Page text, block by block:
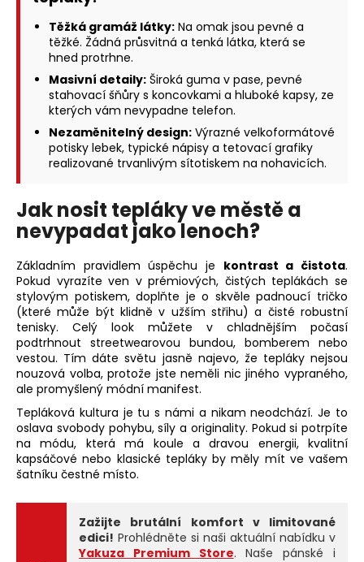
Těžká gramáž látky: Na omak jsou pevné a
těžké. Žádná průsvitná a tenká látka, která se
hned protrhne.
Masivní detaily: Široká guma v pase, pevné
stahovací šňůry s koncovkami a hluboké kapsy, ze
kterých vám nevypadne telefon.
Nezaměnitelný design: Výrazné velkoformátové
potisky lebek, typické nápisy a tetovací grafiky
realizované trvanlivým sítotiskem na nohavicích.
Jak nosit tepláky ve městě a
nevypadat jako lenoch?
Základním pravidlem úspěchu je kontrast a čistota.
Pokud vyrazíte ven v prémiových, čistých teplákách se
stylovým potiskem, doplňte je o skvěle padnoucí tričko
(které může být klidně v užším střihu) a čisté robustní
tenisky. Celý look můžete v chladnějším počasí
podtrhnout streetwearovou bundou, bomberem nebo
vestou. Tím dáte světu jasně najevo, že tepláky nejsou
nouzová volba, protože jste neměli nic jiného vypraného,
ale promyšlený módní manifest.
Tepláková kultura je tu s námi a nikam neodchází. Je to
oslava svobody pohybu, síly a originality. Pokud si potrpíte
na módu, která má koule a dravou energii, kvalitní
kapsáčové nebo klasické tepláky by měly mít ve vašem
šatníku čestné místo.
Zažijte brutální komfort v limitované
edici! Prohlédněte si naši aktuální nabídku v
Yakuza Premium Store. Naše pánské i